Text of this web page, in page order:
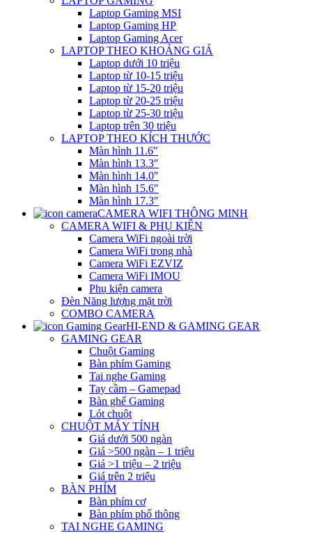
Laptop Gaming MSI
Laptop Gaming HP
Laptop Gaming Acer
LAPTOP THEO KHOẢNG GIÁ
Laptop dưới 10 triệu
Laptop từ 10-15 triệu
Laptop từ 15-20 triệu
Laptop từ 20-25 triệu
Laptop từ 25-30 triệu
Laptop trên 30 triệu
LAPTOP THEO KÍCH THƯỚC
Màn hình 11.6″
Màn hình 13.3″
Màn hình 14.0″
Màn hình 15.6″
Màn hình 17.3″
CAMERA WIFI THÔNG MINH
CAMERA WIFI & PHỤ KIỆN
Camera WiFi ngoài trời
Camera WiFi trong nhà
Camera WiFi EZVIZ
Camera WiFi IMOU
Phụ kiện camera
Đèn Năng lượng mặt trời
COMBO CAMERA
HI-END & GAMING GEAR
GAMING GEAR
Chuột Gaming
Bàn phím Gaming
Tai nghe Gaming
Tay cầm – Gamepad
Bàn ghế Gaming
Lót chuột
CHUỘT MÁY TÍNH
Giá dưới 500 ngàn
Giá >500 ngàn – 1 triệu
Giá >1 triệu – 2 triệu
Giá trên 2 triệu
BÀN PHÍM
Bàn phím cơ
Bàn phím phổ thông
TAI NGHE GAMING